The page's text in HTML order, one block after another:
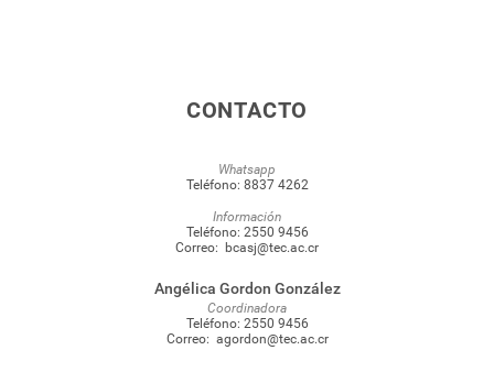
CONTACTO
Whatsapp
Teléfono: 8837 4262
Información
Teléfono: 2550 9456
Correo:
bcasj@tec.ac.cr
Angélica Gordon González
Coordinadora
Teléfono: 2550 9456
Correo: agordon@tec.ac.cr